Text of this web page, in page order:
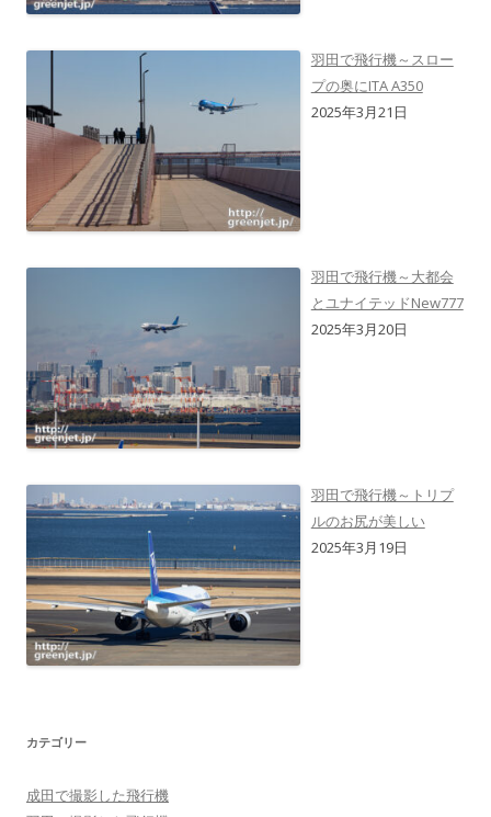
羽田で飛行機～スロー
プの奥にITA A350
2025年3月21日
羽田で飛行機～大都会
とユナイテッドNew777
2025年3月20日
羽田で飛行機～トリプ
ルのお尻が美しい
2025年3月19日
カテゴリー
成田で撮影した飛行機